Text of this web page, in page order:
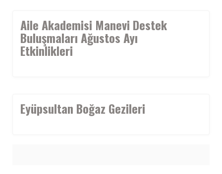
Aile Akademisi Manevi Destek
Buluşmaları Ağustos Ayı
Etkinlikleri
Eyüpsultan Boğaz Gezileri